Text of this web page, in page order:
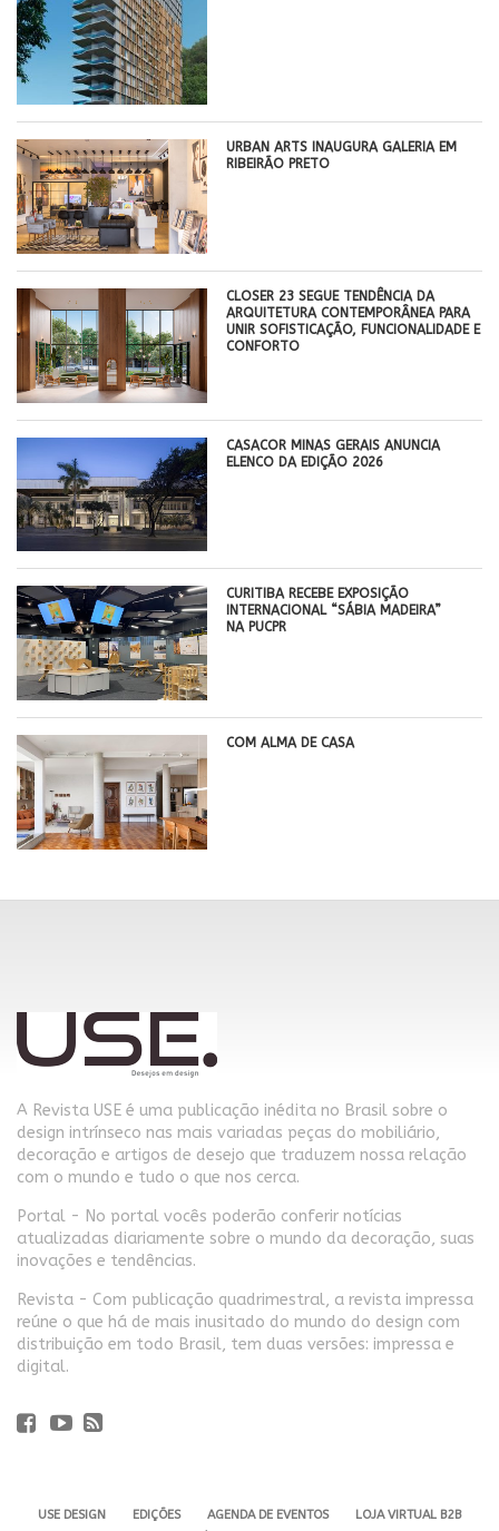
​URBAN ARTS INAUGURA GALERIA EM
RIBEIRÃO PRETO
CLOSER 23 SEGUE TENDÊNCIA DA
ARQUITETURA CONTEMPORÂNEA PARA
UNIR SOFISTICAÇÃO, FUNCIONALIDADE E
CONFORTO
CASACOR MINAS GERAIS ANUNCIA
ELENCO DA EDIÇÃO 2026
CURITIBA RECEBE EXPOSIÇÃO
INTERNACIONAL “SÁBIA MADEIRA”
NA PUCPR
COM ALMA DE CASA
A Revista USE é uma publicação inédita no Brasil sobre o
design intrínseco nas mais variadas peças do mobiliário,
decoração e artigos de desejo que traduzem nossa relação
com o mundo e tudo o que nos cerca.
Portal - No portal vocês poderão conferir notícias
atualizadas diariamente sobre o mundo da decoração, suas
inovações e tendências.
Revista - Com publicação quadrimestral, a revista impressa
reúne o que há de mais inusitado do mundo do design com
distribuição em todo Brasil, tem duas versões: impressa e
digital.
USE DESIGN EDIÇÕES AGENDA DE EVENTOS LOJA VIRTUAL B2B